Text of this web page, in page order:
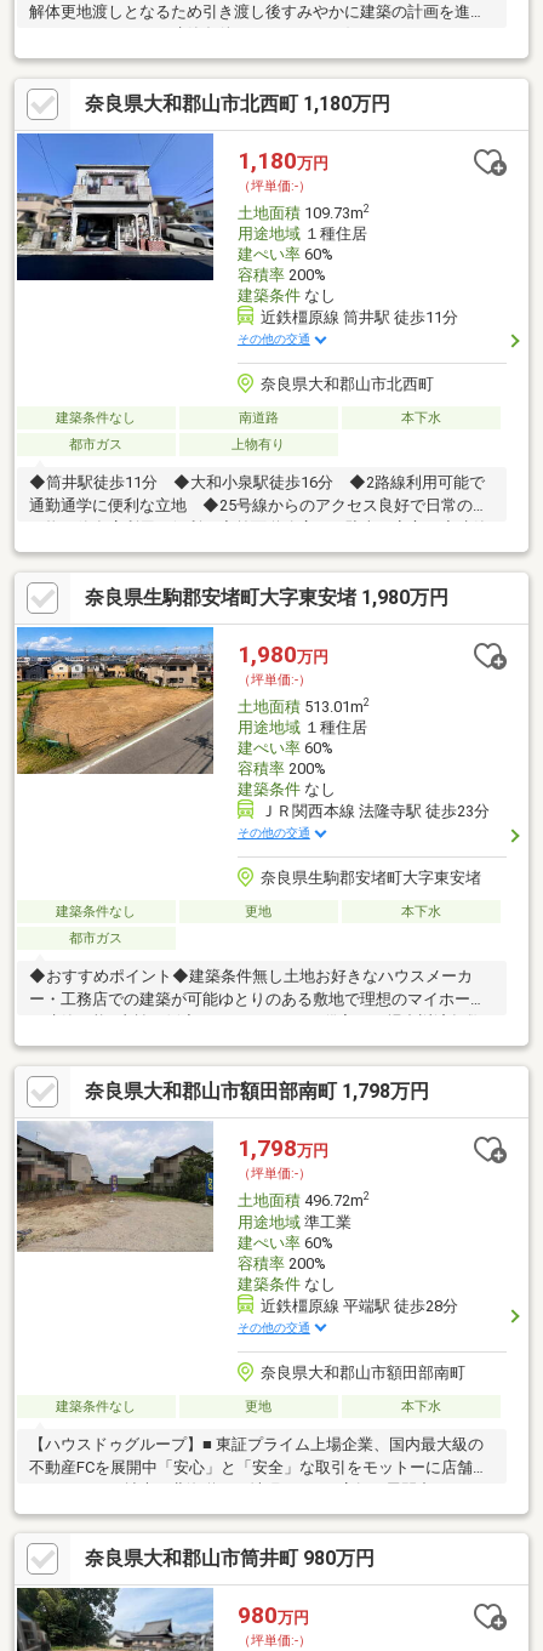
解体更地渡しとなるため引き渡し後すみやかに建築の計画を進め
ー・工務店をお選びいただけます。 まとまった広さがあり、駐
車スペースの確保や採光計画など、設計の選択肢が広がりやすい
形状です。■前面道路は幅員約８ｍと車の出入りがしやすい道幅
です。■ＪＲ大和小泉駅まで徒歩約９分（約７２０ｍ）。近鉄筒
井駅も徒歩約１７分（約１３０５ｍ）と２線利用可能です。 コ
ンビニ徒歩約４分・スーパー徒歩約８分と、日常のお買い物にも
便利な立地です。
奈良県大和郡山市北西町 1,180万円
1,180万円
（坪単価:-）
土地面積109.73m2
用途地域１種住居
建ぺい率60%
容積率200%
建築条件なし
近鉄橿原線 筒井駅 徒歩11分
その他の交通
奈良県大和郡山市北西町
建築条件なし 南道路
本下水
都市ガス
上物有り
◆筒井駅徒歩11分 ◆大和小泉駅徒歩16分 ◆2路線利用可能で
通勤通学に便利な立地 ◆25号線からのアクセス良好で日常の買
条件ございません
奈良県生駒郡安堵町大字東安堵 1,980万円
1,980万円
（坪単価:-）
土地面積513.01m2
用途地域１種住居
建ぺい率60%
容積率200%
建築条件なし
ＪＲ関西本線 法隆寺駅 徒歩23分
その他の交通
奈良県生駒郡安堵町大字東安堵
建築条件なし 更地
本下水
都市ガス
◆おすすめポイント◆建築条件無し土地お好きなハウスメーカ
ー・工務店での建築が可能ゆとりのある敷地で理想のマイホーム
５０年 実行金利０．８９％月々返済額：４０，８９７円ご検
討の参考にしてください♪
奈良県大和郡山市額田部南町 1,798万円
1,798万円
（坪単価:-）
土地面積496.72m2
用途地域準工業
建ぺい率60%
容積率200%
建築条件なし
近鉄橿原線 平端駅 徒歩28分
その他の交通
奈良県大和郡山市額田部南町
建築条件なし 更地 本下水
【ハウスドゥグループ】■ 東証プライム上場企業、国内最大級の
不動産FCを展開中「安心」と「安全」な取引をモットーに店舗ネ
ットワークを拡大、北海道から沖縄まで700店舗を展開中■ ハウス
ドゥ・ジャパンの「直接買取」奈良県内から関西全域を中心に不
動産の買取を行っております。「周囲に知られず売りたい」「期
限が決まっている」という方には、自社による直接買取にて迅速
に対応いたしますご購入をご希望のお客様には最適な物件を最適
な条件でご契約いただけるよう、物件のご提案や現地ご案内、住
宅ローン申し込み等専任の担当者がお手伝いいたします。
奈良県大和郡山市筒井町 980万円
980万円
（坪単価:-）